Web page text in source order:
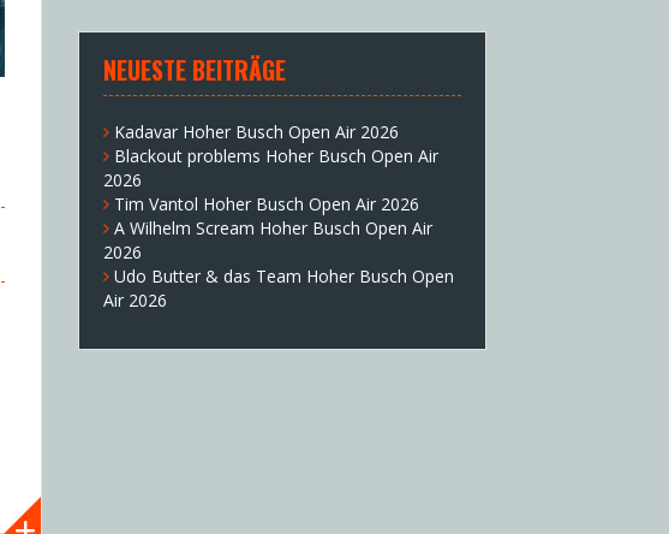
NEUESTE BEITRÄGE
Kadavar Hoher Busch Open Air 2026
Blackout problems Hoher Busch Open Air
2026
Tim Vantol Hoher Busch Open Air 2026
A Wilhelm Scream Hoher Busch Open Air
2026
Udo Butter & das Team Hoher Busch Open
Air 2026